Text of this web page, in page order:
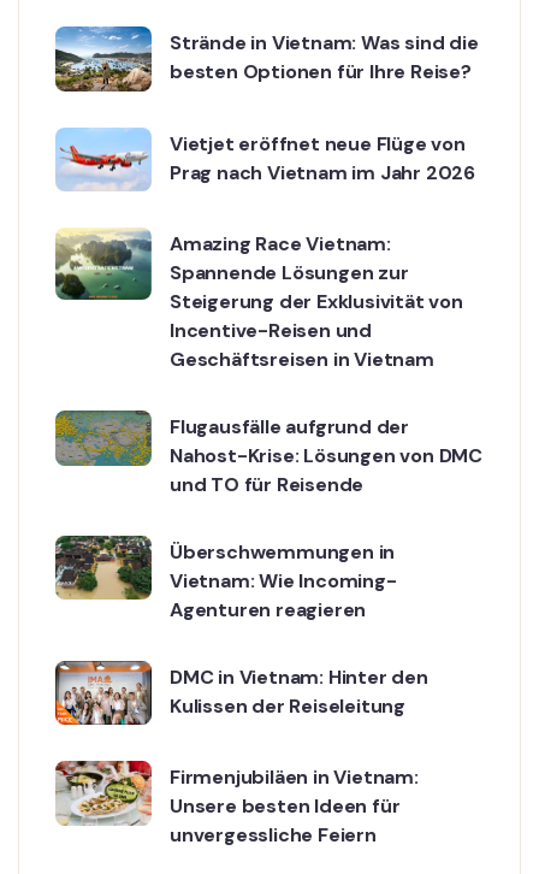
Strände in Vietnam: Was sind die
besten Optionen für Ihre Reise?
Vietjet eröffnet neue Flüge von
Prag nach Vietnam im Jahr 2026
Amazing Race Vietnam:
Spannende Lösungen zur
Steigerung der Exklusivität von
Incentive-Reisen und
Geschäftsreisen in Vietnam
Flugausfälle aufgrund der
Nahost-Krise: Lösungen von DMC
und TO für Reisende
Überschwemmungen in
Vietnam: Wie Incoming-
Agenturen reagieren
DMC in Vietnam: Hinter den
Kulissen der Reiseleitung
Firmenjubiläen in Vietnam:
Unsere besten Ideen für
unvergessliche Feiern